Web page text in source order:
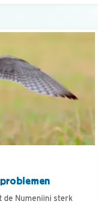
de Numeniini sterk